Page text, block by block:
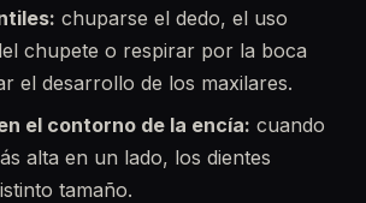
chuparse el dedo, el uso
chupete o respirar por la boca
el desarrollo de los maxilares.
el contorno de la encía: cuando
alta en un lado, los dientes
tamaño.